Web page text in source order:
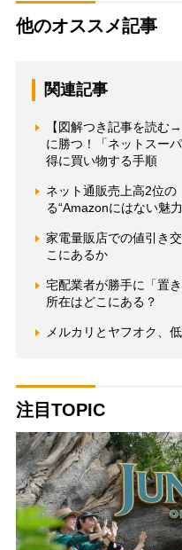
他のオススメ記事
関連記事
【図解つき記事を読む
に勝つ！「ネットスー
得に買い物する手順
ネット通販売上高2位の
る“Amazonにはない魅
家電量販店での値引き
こにあるか
宅配業者が勝手に「置
所在はどこにある？
メルカリとヤフオク、
注目TOPIC